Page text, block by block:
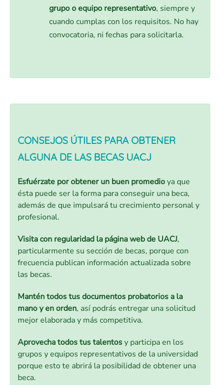
grupo o equipo representativo, siempre y
cuando cumplas con los requisitos. No hay
convocatoria, ni fechas para solicitarla.
CONSEJOS ÚTILES PARA OBTENER
ALGUNA DE LAS BECAS UACJ
Esfuérzate por obtener un buen promedioya que
ésta puede ser la forma para conseguir una beca,
además de que impulsará tu crecimiento personal y
profesional.
Visita con regularidad la página web de UACJ,
particularmente su sección de becas, porque con
frecuencia publican información actualizada sobre
las becas.
Mantén todos tus documentos probatorios a la
mano y en orden, así podrás entregar una solicitud
mejor elaborada y más competitiva.
Aprovecha todos tus talentosy participa en los
grupos y equipos representativos de la universidad
porque esto te abrirá la posibilidad de obtener una
beca.